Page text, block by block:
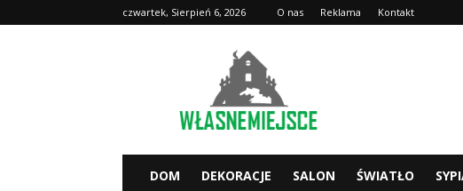
czwartek, Sierpień 6, 2026 O nas Reklama Kontakt
WlasneMiejsce.pl
DOM DEKORACJE SALON ŚWIATŁO